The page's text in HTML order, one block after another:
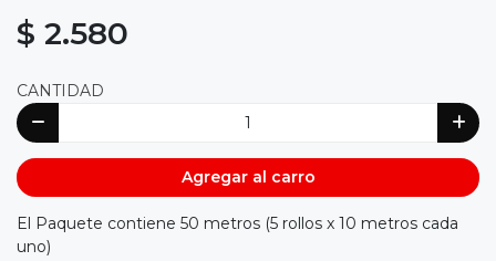
$ 2.580
CANTIDAD
Agregar al carro
El Paquete contiene 50 metros (5 rollos x 10 metros cada
uno)